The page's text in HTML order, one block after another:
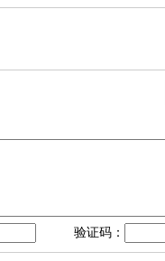
验证码：